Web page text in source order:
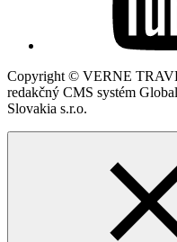
Copyright © VERNE
redakčný CMS systém
Slovakia s.r.o.